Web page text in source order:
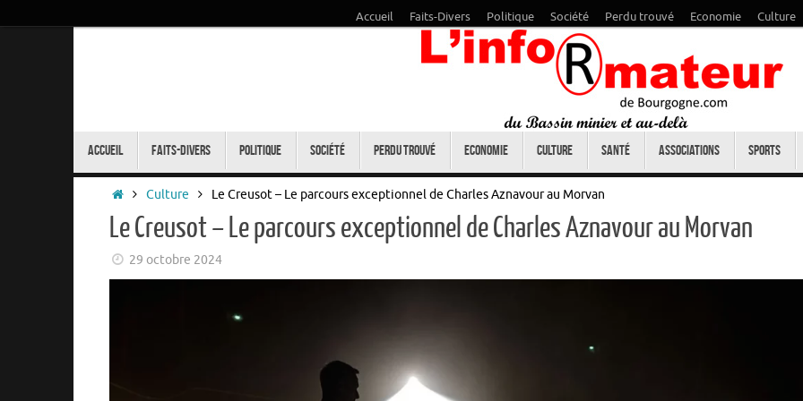
Accueil Faits-Divers Politique Société Perdu trouvé Economie Culture
Accueil Faits-Divers Politique Société Perdu trouvé Economie Culture Santé Associations Sports
Accueil
Culture Le Creusot – Le parcours exceptionnel de Charles Aznavour au Morvan
Le Creusot – Le parcours exceptionnel de Charles Aznavour au Morvan
29 octobre 2024